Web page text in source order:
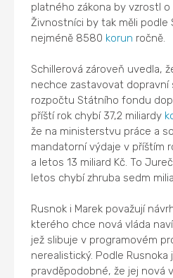
platného zákona by vzrostl
Živnostníci by tak měli podle
nejméně 8580 korun ročně.
Schillerová zároveň uvedla,
nechce zastavovat
rozpočtu Státního fondu
příští rok chybí 37,2 miliardy
že na ministerstvu práce a
mandatorní výdaje v příštím
a letos 13 miliard Kč. To
letos chybí zhruba sedm
Rusnok i Marek považují
kterého chce nová vláda
jež slibuje v programovém
nerealistický. Podle Rusnoka
pravděpodobné, že jej nová